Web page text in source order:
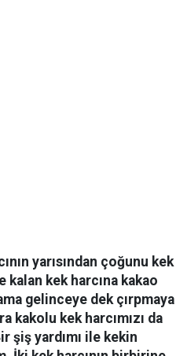
yarısından çoğunu kek
kalan kek harcına kakao
gelinceye dek çırpmaya
kakolu kek harcımızı da
şiş yardımı ile kekin